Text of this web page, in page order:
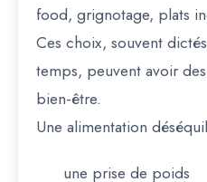
food, grignotage, plats
Ces choix, souvent
temps, peuvent avoir
bien-être.
Une alimentation
une prise de poids